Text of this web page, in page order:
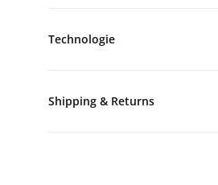
Technologie
Shipping & Returns